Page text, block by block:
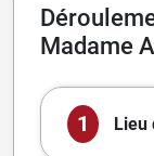
Madame
1 Lieu